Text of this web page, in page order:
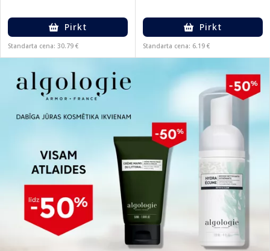
Pirkt
Standarta cena: 30.79 €
Pirkt
Standarta cena: 6.19 €